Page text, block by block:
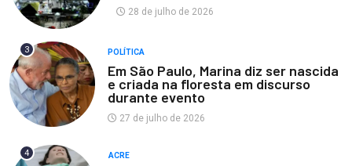
28 de julho de 2026
3 POLÍTICA
Em São Paulo, Marina diz ser nascida
e criada na floresta em discurso
durante evento
27 de julho de 2026
4 ACRE